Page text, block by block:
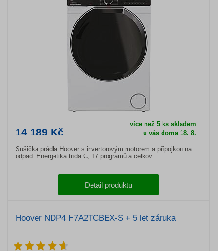
14 189 Kč
více než 5 ks skladem
u vás doma 18. 8.
Sušička prádla Hoover s invertorovým motorem a přípojkou na
odpad. Energetiká třída C, 17 programů a celkov...
Detail produktu
Hoover NDP4 H7A2TCBEX-S + 5 let záruka